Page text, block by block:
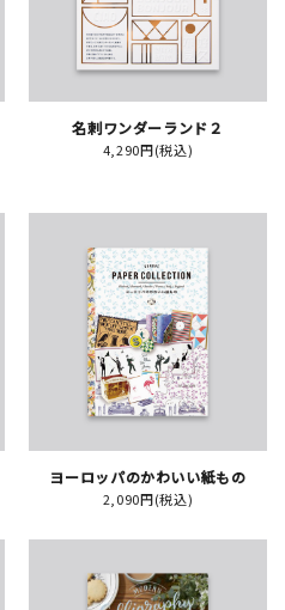
名刺ワンダーランド２
4,290円(税込)
ヨーロッパのかわいい紙もの
2,090円(税込)